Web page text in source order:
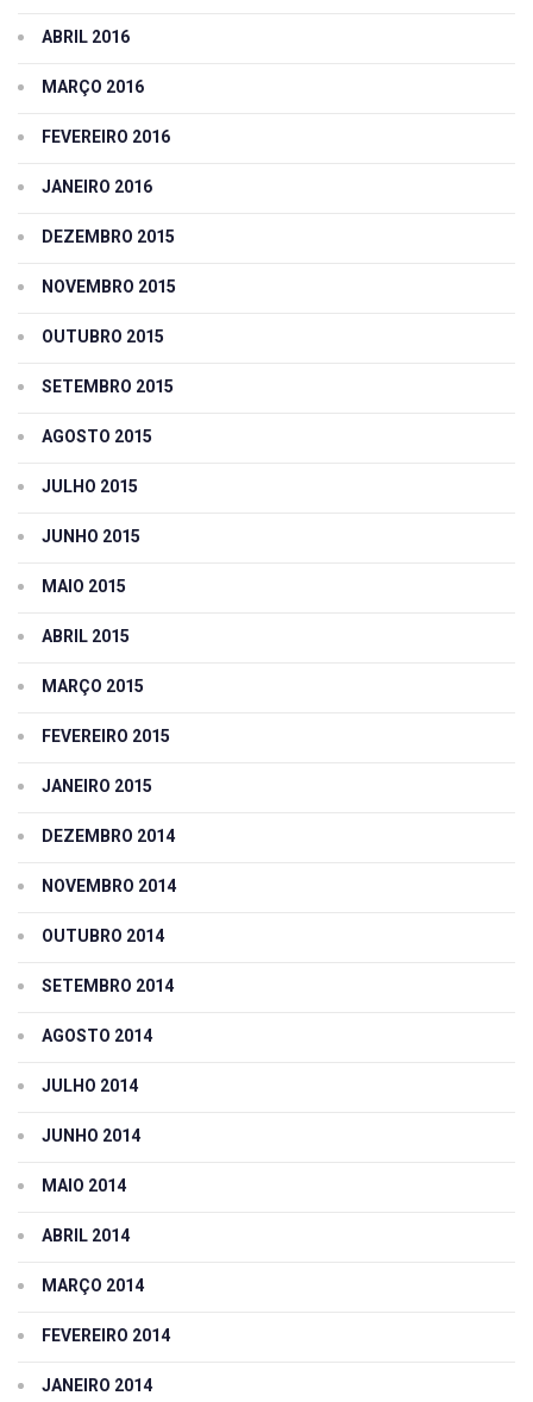
ABRIL 2016
MARÇO 2016
FEVEREIRO 2016
JANEIRO 2016
DEZEMBRO 2015
NOVEMBRO 2015
OUTUBRO 2015
SETEMBRO 2015
AGOSTO 2015
JULHO 2015
JUNHO 2015
MAIO 2015
ABRIL 2015
MARÇO 2015
FEVEREIRO 2015
JANEIRO 2015
DEZEMBRO 2014
NOVEMBRO 2014
OUTUBRO 2014
SETEMBRO 2014
AGOSTO 2014
JULHO 2014
JUNHO 2014
MAIO 2014
ABRIL 2014
MARÇO 2014
FEVEREIRO 2014
JANEIRO 2014